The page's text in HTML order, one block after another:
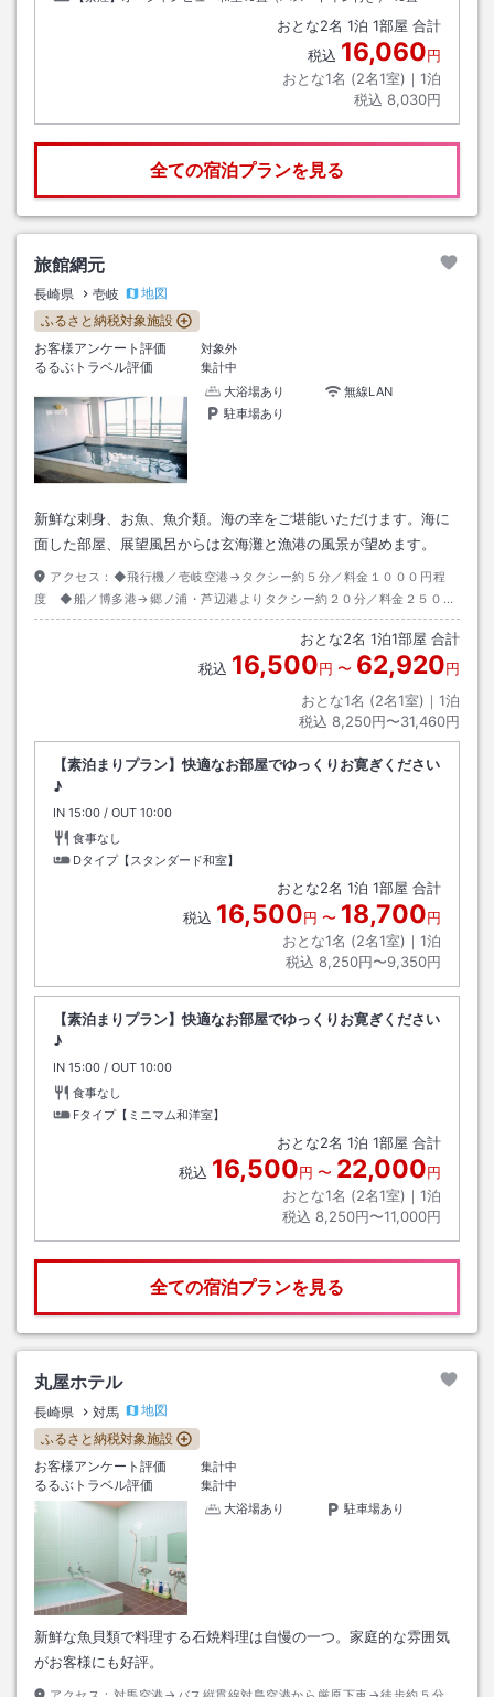
おとな2名 1泊 1部屋 合計
税込 16,060円
おとな1名 (2名1室)｜ 1泊
税込 8,030円
全ての宿泊プランを見る
旅館網元
長崎県 壱岐
地図
ふるさと納税対象施設
お客様アンケート評価
対象外
るるぶトラベル評価
集計中
大浴場あり
無線LAN
駐車場あり
新鮮な刺身、お魚、魚介類。海の幸をご堪能いただけます。海に
面した部屋、展望風呂からは玄海灘と漁港の風景が望めます。
アクセス： ◆飛行機／壱岐空港→タクシー約５分／料金１０００円程
度 ◆船／博多港→郷ノ浦・芦辺港よりタクシー約２０分／料金２５００
円程度／唐津東港→印通寺港より徒歩約５分
おとな2名 1泊1部屋 合計
税込 16,500円 〜 62,920円
おとな1名 (2名1室)｜ 1泊
税込 8,250円〜31,460円
【素泊まりプラン】快適なお部屋でゆっくりお寛ぎください
♪
IN チェックイン
15:00 / OUT チェックアウト
10:00
食事なし
Dタイプ【スタンダード和室】
おとな2名 1泊 1部屋 合計
税込 16,500円 〜 18,700円
おとな1名 (2名1室)｜ 1泊
税込 8,250円〜9,350円
【素泊まりプラン】快適なお部屋でゆっくりお寛ぎください
♪
IN チェックイン
15:00 / OUT チェックアウト
10:00
食事なし
Fタイプ【ミニマム和洋室】
おとな2名 1泊 1部屋 合計
税込 16,500円 〜 22,000円
おとな1名 (2名1室)｜ 1泊
税込 8,250円〜11,000円
全ての宿泊プランを見る
丸屋ホテル
長崎県 対馬
地図
ふるさと納税対象施設
お客様アンケート評価
集計中
るるぶトラベル評価
集計中
大浴場あり
駐車場あり
新鮮な魚貝類で料理する石焼料理は自慢の一つ。家庭的な雰囲気
がお客様にも好評。